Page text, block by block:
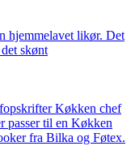
hjemmelavet likør. Det
skønt
opskrifter Køkken chef
passer til en Køkken
fra Bilka og Føtex.